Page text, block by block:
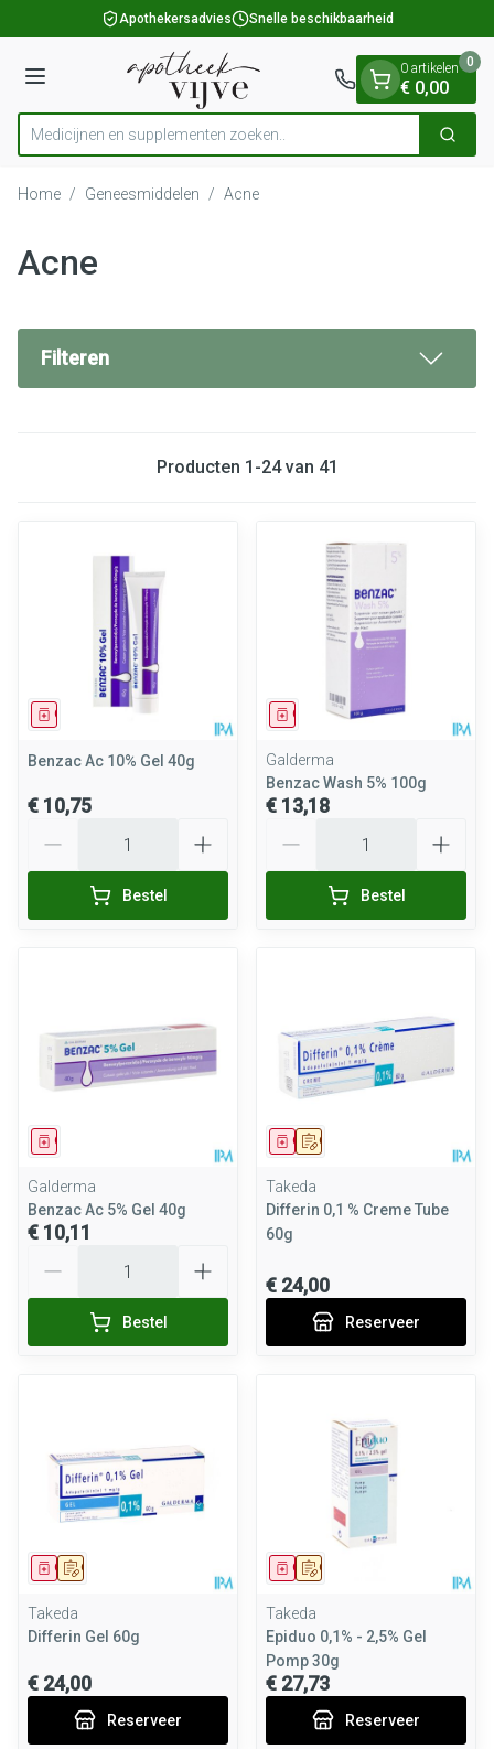
Ga naar de inhoudApothekersadvies Snelle beschikbaarheid
Menu
Product, merk, categorie...
Medicijnen en supp Zoek
0 artikelen
€ 0,00
0
Home / Geneesmiddelen / Acne
Acne
Filteren
Producten 1 -24van 41
Geneesmiddel
Benzac Ac 10% Gel 40g
€ 10,75
Bestel
Geneesmiddel
Galderma
Benzac Wash 5% 100g
€ 13,18
Bestel
Geneesmiddel
Galderma
Benzac Ac 5% Gel 40g
€ 10,11
Bestel
Op voorschrift
Geneesmiddel
Takeda
Differin 0,1 % Creme Tube
60g
€ 24,00
Reserveer
Op voorschrift
Geneesmiddel
Takeda
Differin Gel 60g
€ 24,00
Reserveer
Op voorschrift
Geneesmiddel
Takeda
Epiduo 0,1% - 2,5% Gel
Pomp 30g
€ 27,73
Reserveer